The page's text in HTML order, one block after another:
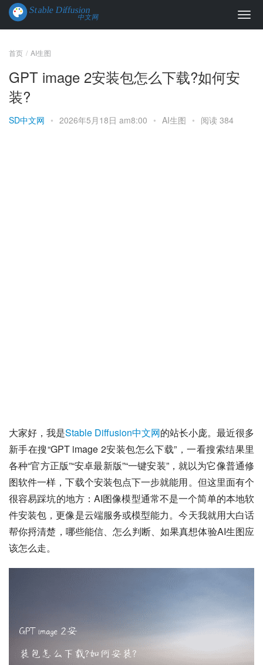
首页 AI生图
GPT image 2安装包怎么下载?如何安
装?
SD中文网 • 2026年5月18日 am8:00 • AI生图 • 阅读 384
大家好，我是Stable Diffusion中文网的站长小庞。最近很多
新手在搜“GPT image 2安装包怎么下载”，一看搜索结果里
各种“官方正版”“安卓最新版”“一键安装”，就以为它像普通修
图软件一样，下载个安装包点下一步就能用。但这里面有个
很容易踩坑的地方：AI图像模型通常不是一个简单的本地软
件安装包，更像是云端服务或模型能力。今天我就用大白话
帮你捋清楚，哪些能信、怎么判断、如果真想体验AI生图应
该怎么走。